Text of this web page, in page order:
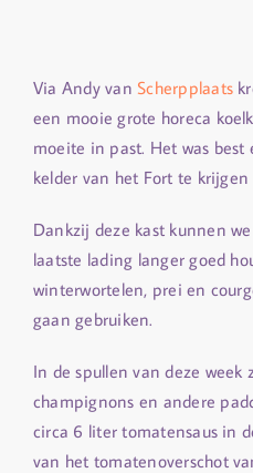
Via Andy vanScherpplaats
een mooie grote horeca
moeite in past. Het was best
kelder van het Fort te
Dankzij deze kast kunnen
laatste lading langer goed
winterwortelen, prei en
gaan gebruiken.
In de spullen van deze week
champignons en andere
circa 6 liter tomatensaus in
van het tomatenoverschot